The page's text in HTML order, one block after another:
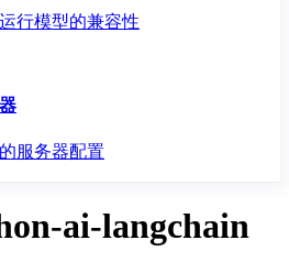
行模型的兼容性
服务器配置
ai-langchain